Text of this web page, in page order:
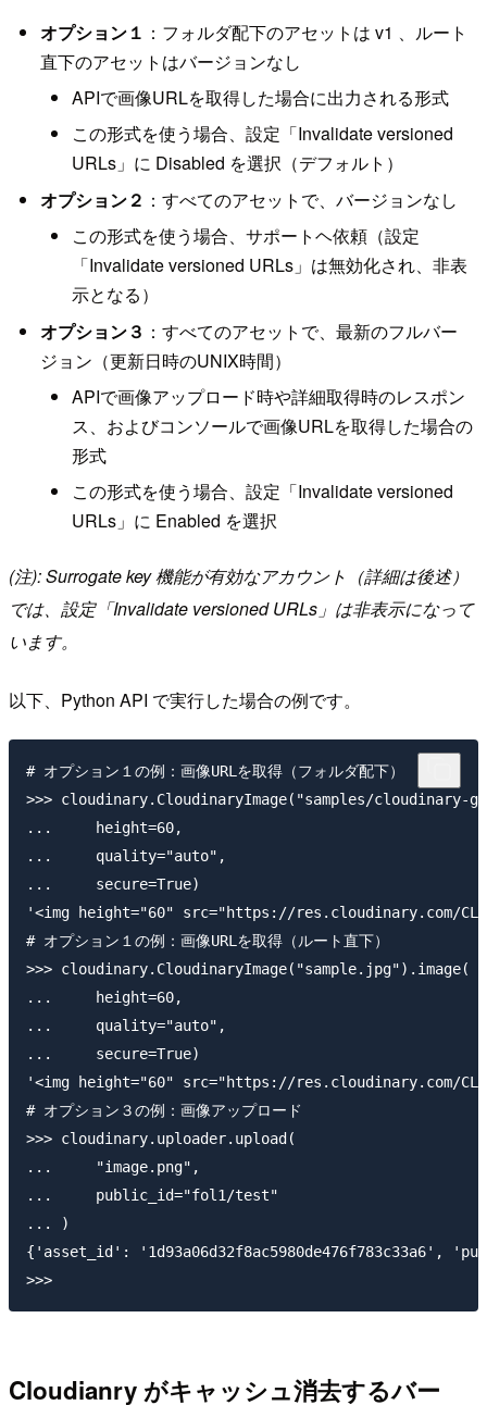
オプション１ ：フォルダ配下のアセットは v1 、ルート
直下のアセットはバージョンなし
APIで画像URLを取得した場合に出力される形式
この形式を使う場合、設定「Invalidate versioned
URLs」に Disabled を選択（デフォルト）
オプション２ ：すべてのアセットで、バージョンなし
この形式を使う場合、サポートヘ依頼（設定
「Invalidate versioned URLs」は無効化され、非表
示となる）
オプション３ ：すべてのアセットで、最新のフルバー
ジョン（更新日時のUNIX時間）
APIで画像アップロード時や詳細取得時のレスポン
ス、およびコンソールで画像URLを取得した場合の
形式
この形式を使う場合、設定「Invalidate versioned
URLs」に Enabled を選択
(注): Surrogate key 機能が有効なアカウント（詳細は後述）
では、設定「Invalidate versioned URLs」は非表示になって
います。
以下、Python API で実行した場合の例です。
# オプション１の例：画像URLを取得（フォルダ配下）
>>> cloudinary.CloudinaryImage("samples/cloudinary-
...     height=60,
...     quality="auto",
...     secure=True)
'<img height="60" src="https://res.cloudinary.com/
# オプション１の例：画像URLを取得（ルート直下）
>>> cloudinary.CloudinaryImage("sample.jpg").image(
...     height=60,
...     quality="auto",
...     secure=True)
'<img height="60" src="https://res.cloudinary.com/
# オプション３の例：画像アップロード
>>> cloudinary.uploader.upload(
...     "image.png",
...     public_id="fol1/test"
... )
{'asset_id':
Cloudianry がキャッシュ消去するバー